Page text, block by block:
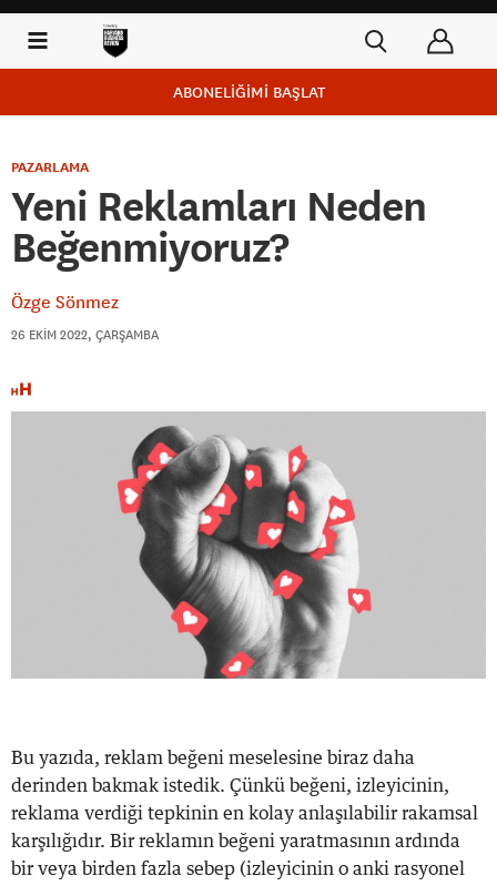
ABONELİĞİMİ BAŞLAT
PAZARLAMA
Yeni Reklamları Neden
Beğenmiyoruz?
Özge Sönmez
26 EKIM 2022, ÇARŞAMBA
Bu yazıda, reklam beğeni meselesine biraz daha
derinden bakmak istedik. Çünkü beğeni, izleyicinin,
reklama verdiği tepkinin en kolay anlaşılabilir rakamsal
karşılığıdır. Bir reklamın beğeni yaratmasının ardında
bir veya birden fazla sebep (izleyicinin o anki rasyonel